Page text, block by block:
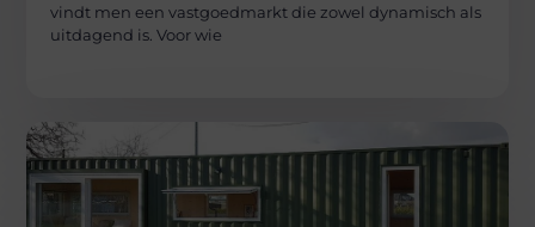
vindt men een vastgoedmarkt die zowel dynamisch als
uitdagend is. Voor wie